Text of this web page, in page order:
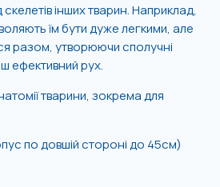
інших тварин. Наприклад,
їм бути дуже легкими, але
разом, утворюючи сполучні
ефективний рух.
тварини, зокрема для
по довшій стороні до 45см)